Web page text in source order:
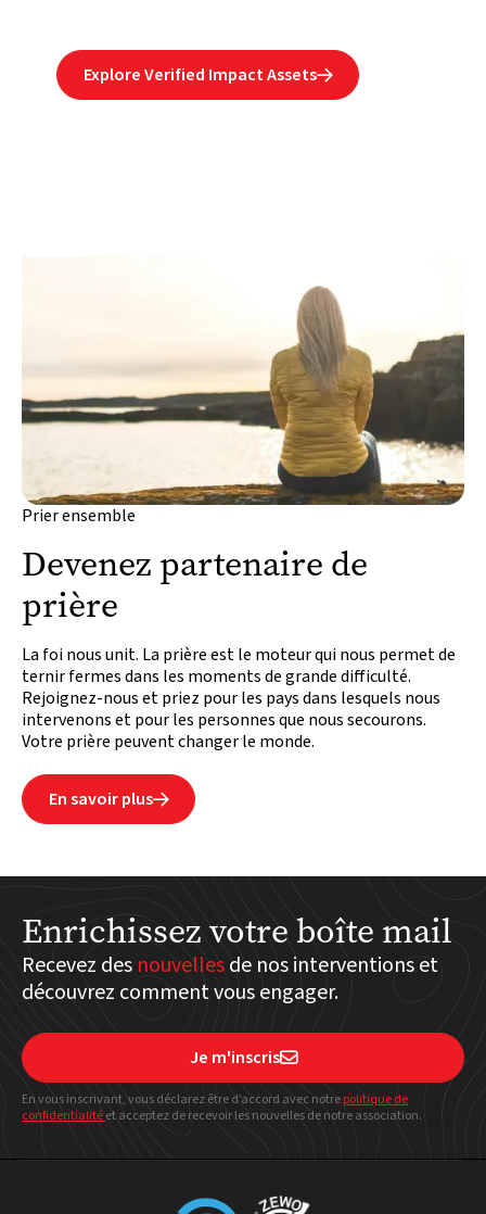
Explore Verified Impact Assets
Prier ensemble
Devenez partenaire de
prière
La foi nous unit. La prière est le moteur qui nous permet de
ternir fermes dans les moments de grande difficulté.
Rejoignez-nous et priez pour les pays dans lesquels nous
intervenons et pour les personnes que nous secourons.
Votre prière peuvent changer le monde.
En savoir plus
Enrichissez votre boîte mail
Recevez des nouvellesde nos interventions et
découvrez comment vous engager.
Je m'inscris
En vous inscrivant, vous déclarez être d’accord avec notrepolitiquede
confidentialitéet acceptez de recevoir les nouvelles de notre association.